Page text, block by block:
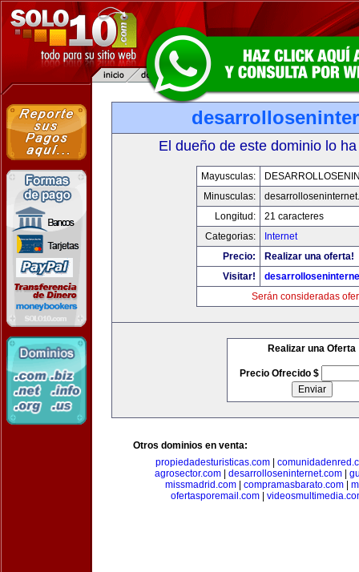
El dueño de este dominio lo
Mayusculas:
Minusculas:
Longitud:
21 caracteres
Categorias:
Internet
Precio:
Realizar una oferta!
Visitar!
Serán consideradas
Realizar una Oferta
Precio Ofrecido $
Otros dominios en venta:
propiedadesturisticas.com|
agrosector.com
desarrolloseninternet.com
missmadrid.com| compramasbarato.com|
ofertasporemail.com